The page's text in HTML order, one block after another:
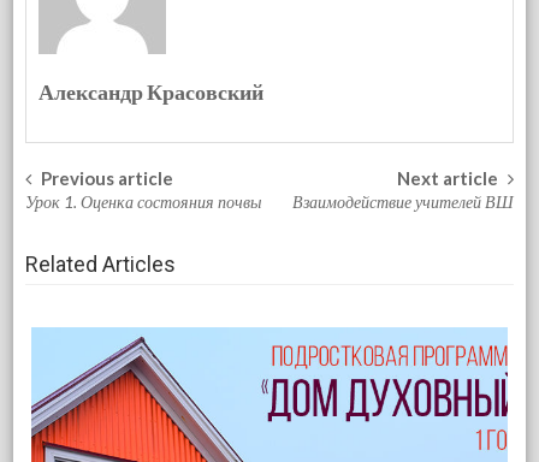
Александр Красовский
Post navigation
Previous article
Урок 1. Оценка состояния почвы
Next article
Взаимодействие учителей ВШ
Related Articles